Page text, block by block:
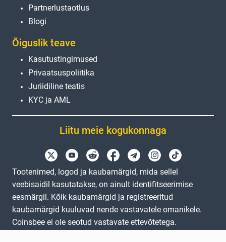
Partnerlustaotlus
Blogi
Õiguslik teave
Kasutustingimused
Privaatsuspoliitika
Juriidiline teatis
KYC ja AML
Liitu meie kogukonnaga
Tootenimed, logod ja kaubamärgid, mida sellel
veebisaidil kasutatakse, on ainult identifitseerimise
eesmärgil. Kõik kaubamärgid ja registreeritud
kaubamärgid kuuluvad nende vastavatele omanikele.
Coinsbee ei ole seotud vastavate ettevõtetega.